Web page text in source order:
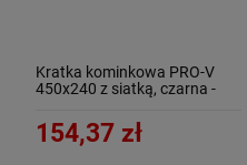
Kratka kominkowa PRO-V
450x240 z siatką, czarna -
154,37 zł